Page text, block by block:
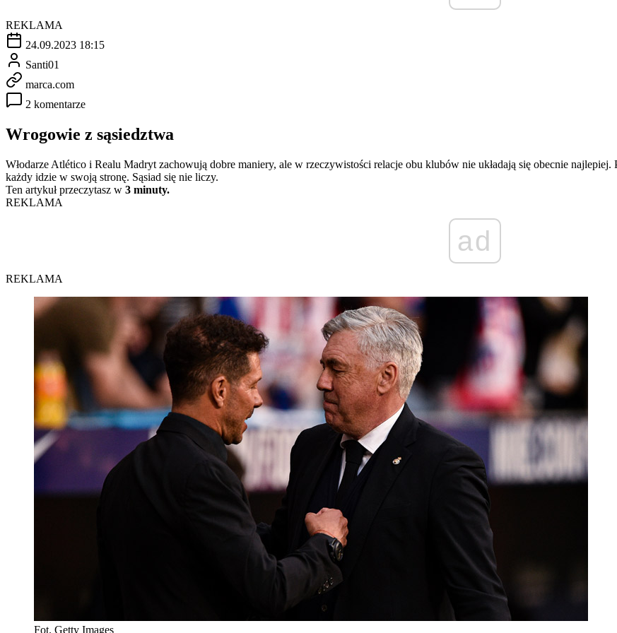
REKLAMA
24.09.2023 18:15
Santi01
marca.com
2 komentarze
Wrogowie z sąsiedztwa
Włodarze Atlético i Realu Madryt zachowują dobre maniery, ale w rzeczywistości relacje obu klubów nie układają się obecnie
każdy idzie w swoją stronę. Sąsiad się nie liczy.
Ten artykuł przeczytasz w 3 minuty.
REKLAMA
ad
REKLAMA
Fot. Getty Images